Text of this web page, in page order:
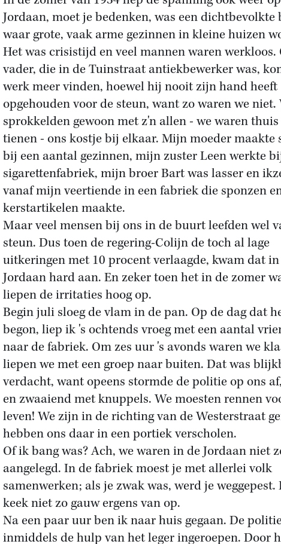
Jordaan, moet je bedenken, was een dichtbevolkte
waar grote, vaak arme gezinnen in kleine huizen
Het was crisistijd en veel mannen waren
vader, die in de Tuinstraat antiekbewerker was,
werk meer vinden, hoewel hij nooit zijn hand heeft
opgehouden voor de steun, want zo waren we niet.
sprokkelden gewoon met z'n allen - we waren
tienen - ons kostje bij elkaar. Mijn moeder maakte
bij een aantal gezinnen, mijn zuster Leen werkte
sigarettenfabriek, mijn broer Bart was lasser en
vanaf mijn veertiende in een fabriek die sponzen
kerstartikelen maakte.
Maar veel mensen bij ons in de buurt leefden wel
steun. Dus toen de regering-Colijn de toch al lage
uitkeringen met 10 procent verlaagde, kwam dat
Jordaan hard aan. En zeker toen het in de zomer
liepen de irritaties hoog op.
Begin juli sloeg de vlam in de pan. Op de dag dat
begon, liep ik 's ochtends vroeg met een aantal
naar de fabriek. Om zes uur 's avonds waren we
liepen we met een groep naar buiten. Dat was
verdacht, want opeens stormde de politie op ons
en zwaaiend met knuppels. We moesten rennen
leven! We zijn in de richting van de Westerstraat
hebben ons daar in een portiek verscholen.
Of ik bang was? Ach, we waren in de Jordaan niet
aangelegd. In de fabriek moest je met allerlei volk
samenwerken; als je zwak was, werd je weggepest.
keek niet zo gauw ergens van op.
Na een paar uur ben ik naar huis gegaan. De
inmiddels de hulp van het leger ingeroepen. Door